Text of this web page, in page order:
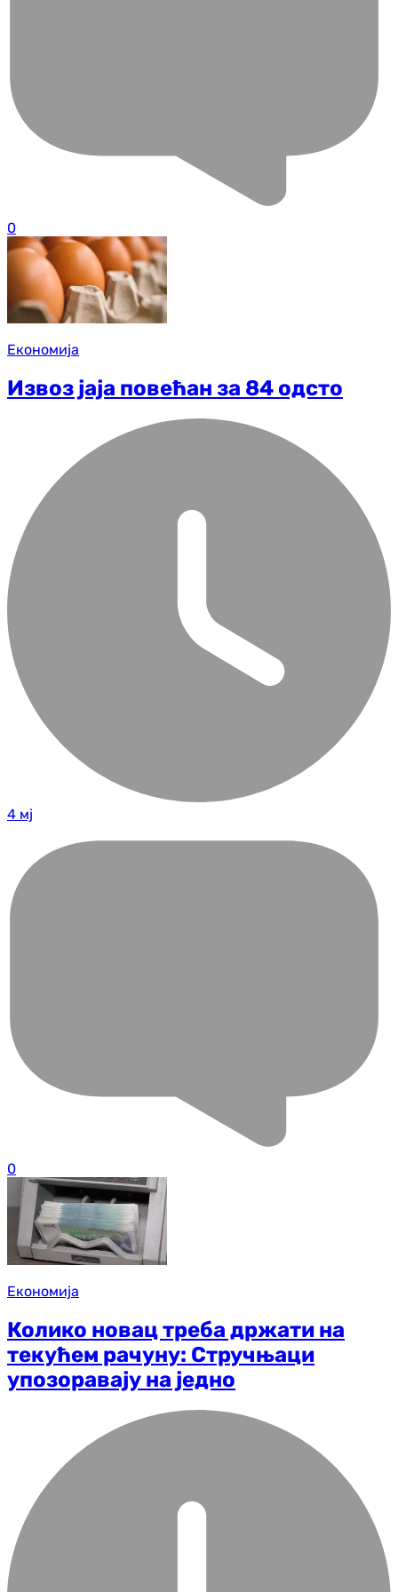
0
Економија
Извоз јаја повећан за 84 одсто
4 мј
0
Економија
Колико новац треба држати на
текућем рачуну: Стручњаци
упозоравају на једно